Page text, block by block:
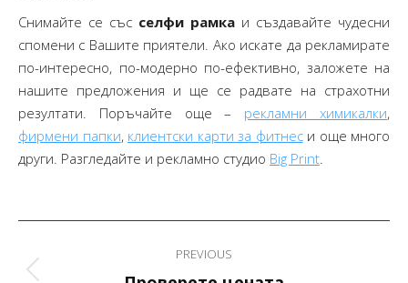
Снимайте се със селфи рамка и създавайте чудесни
спомени с Вашите приятели. Ако искате да рекламирате
по-интересно, по-модерно по-ефективно, заложете на
нашите предложения и ще се радвате на страхотни
резултати. Поръчайте още – рекламни химикалки,
фирмени папки, клиентски карти за фитнеси още много
други. Разгледайте и рекламно студио Big Print.
navigation
PREVIOUS
Previous